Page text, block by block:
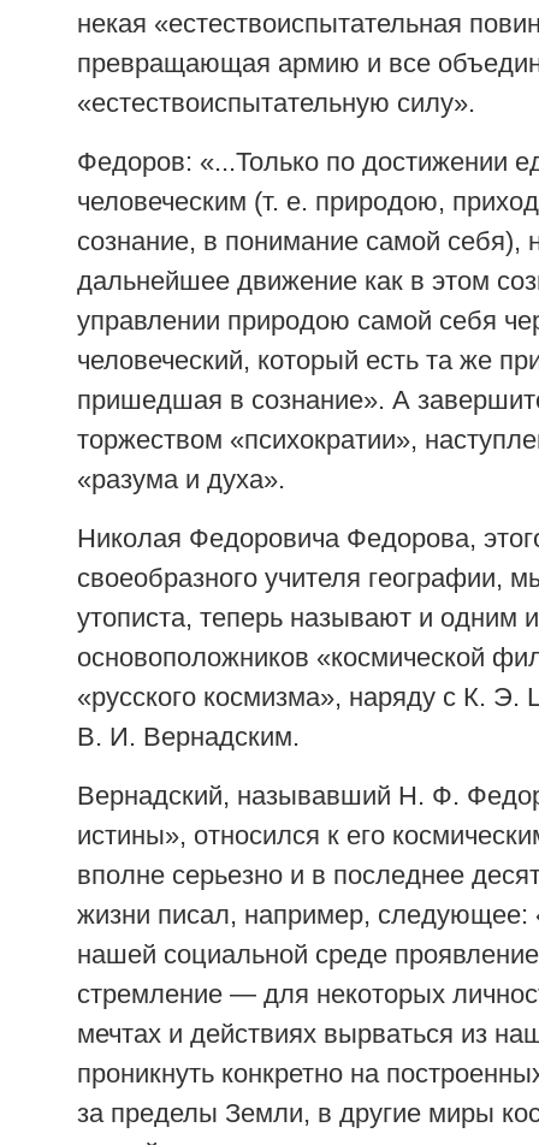
некая «естествоиспытательная
превращающая армию и все
«естествоиспытательную силу».
Федоров: «...Только по достижении
человеческим (т. е. природою,
сознание, в понимание самой себя),
дальнейшее движение как в этом
управлении природою самой себя
человеческий, который есть та же
пришедшая в сознание». А
торжеством «психократии»,
«разума и духа».
Николая Федоровича Федорова,
своеобразного учителя географии,
утописта, теперь называют и одним
основоположников «космической
«русского космизма», наряду с К. Э.
В. И. Вернадским.
Вернадский, называвший Н. Ф.
истины», относился к его
вполне серьезно и в последнее
жизни писал, например,
нашей социальной среде
стремление — для некоторых
мечтах и действиях вырваться из
проникнуть конкретно на
за пределы Земли, в другие миры